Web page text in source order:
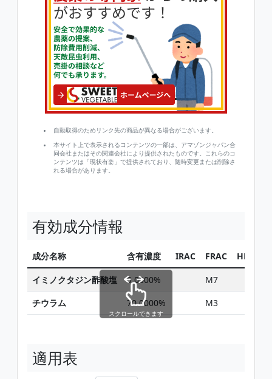
自動取得のためリンク先の商品が異なる場合がございます。
本サイト上で表示されるコンテンツの一部は、アマゾンジャパン合
同会社またはその関連会社により提供されたものです。これらのコ
ンテンツは「現状有姿」で提供されており、随時変更または削除さ
れる場合があります。
有効成分情報
成分名称 含有濃度 IRAC FRAC HRAC
イミノクタジン酢酸塩 5.0000%
M7
チウラム
70.0000% M3
スクロールできます
適用表